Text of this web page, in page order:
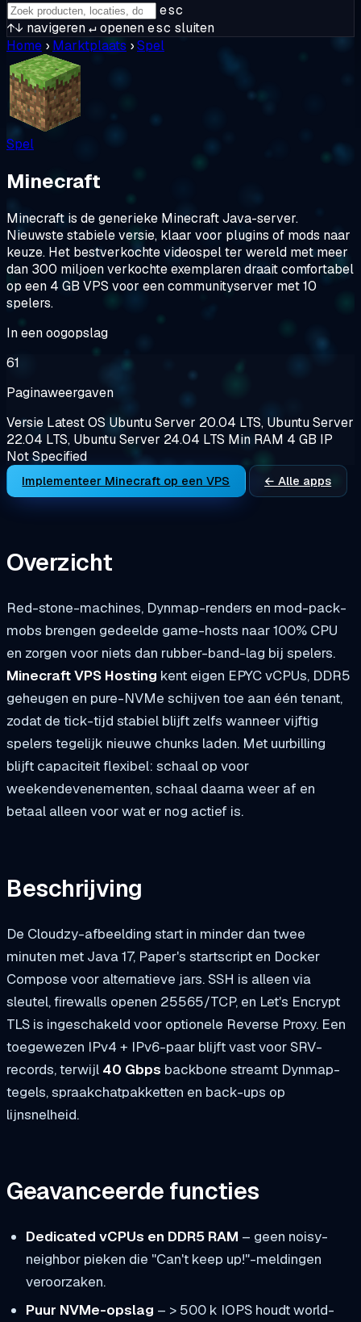
esc
↑↓ navigeren↵openenesc sluiten
Home › Marktplaats ›Spel
Spel
Minecraft
Minecraft is de generieke Minecraft Java-server.
Nieuwste stabiele versie, klaar voor plugins of mods naar
keuze. Het bestverkochte videospel ter wereld met meer
dan 300 miljoen verkochte exemplaren draait comfortabel
op een 4 GB VPS voor een communityserver met 10
spelers.
In een oogopslag
61
Paginaweergaven
Versie LatestOS Ubuntu Server 20.04 LTS, Ubuntu Server
22.04 LTS, Ubuntu Server 24.04 LTS Min RAM 4 GB IP
Not Specified
Implementeer Minecraft op een VPS ← Alle apps
Overzicht
Red-stone-machines, Dynmap-renders en mod-pack-
mobs brengen gedeelde game-hosts naar 100% CPU
en zorgen voor niets dan rubber-band-lag bij spelers.
Minecraft VPS Hosting kent eigen EPYC vCPUs, DDR5
geheugen en pure-NVMe schijven toe aan één tenant,
zodat de tick-tijd stabiel blijft zelfs wanneer vijftig
spelers tegelijk nieuwe chunks laden. Met uurbilling
blijft capaciteit flexibel: schaal op voor
weekendevenementen, schaal daarna weer af en
betaal alleen voor wat er nog actief is.
Beschrijving
De Cloudzy-afbeelding start in minder dan twee
minuten met Java 17, Paper's startscript en Docker
Compose voor alternatieve jars. SSH is alleen via
sleutel, firewalls openen 25565/TCP, en Let's Encrypt
TLS is ingeschakeld voor optionele Reverse Proxy. Een
toegewezen IPv4 + IPv6-paar blijft vast voor SRV-
records, terwijl 40 Gbps backbone streamt Dynmap-
tegels, spraakchatpakketten en back-ups op
lijnsnelheid.
Geavanceerde functies
Dedicated vCPUs en DDR5 RAM – geen noisy-
neighbor pieken die "Can't keep up!"-meldingen
veroorzaken.
Puur NVMe-opslag – > 500 k IOPS houdt world-